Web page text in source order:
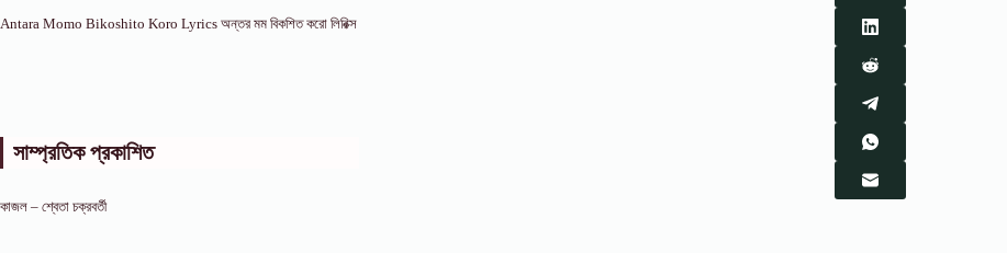
Antara Momo Bikoshito Koro Lyrics অন্তর মম বিকশিত করো লিরিক্স
সাম্প্রতিক প্রকাশিত
কাজল – শ্বেতা চক্রবর্তী